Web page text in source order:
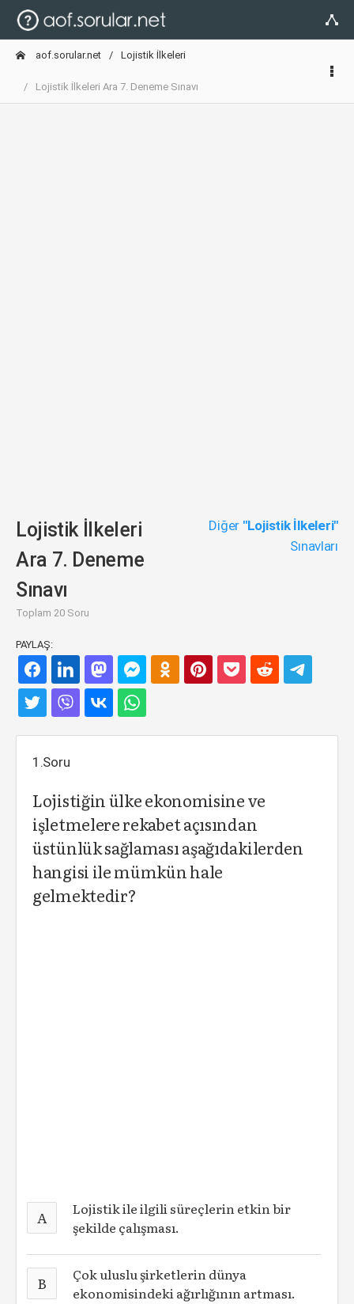
aof.sorular.net Lojistik İlkeleri
Lojistik İlkeleri Ara 7. Deneme Sınavı
Lojistik İlkeleri
Ara 7. Deneme
Sınavı
Toplam 20 Soru
Diğer "Lojistik İlkeleri"
Sınavları
PAYLAŞ:
1.Soru
Lojistiğin ülke ekonomisine ve
işletmelere rekabet açısından
üstünlük sağlaması aşağıdakilerden
hangisi ile mümkün hale
gelmektedir?
A
Lojistik ile ilgili süreçlerin etkin bir
şekilde çalışması.
B
Çok uluslu şirketlerin dünya
ekonomisindeki ağırlığının artması.